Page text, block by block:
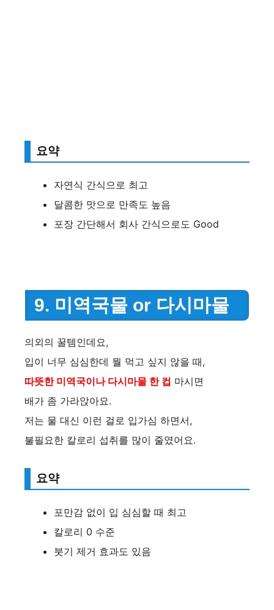
요약
자연식 간식으로 최고
달콤한 맛으로 만족도 높음
포장 간단해서 회사 간식으로도 Good
9. 미역국물 or 다시마물
의외의 꿀템인데요,
입이 너무 심심한데 뭘 먹고 싶지 않을 때,
따뜻한 미역국이나 다시마물 한 컵 마시면
배가 좀 가라앉아요.
저는 물 대신 이런 걸로 입가심 하면서,
불필요한 칼로리 섭취를 많이 줄였어요.
요약
포만감 없이 입 심심할 때 최고
칼로리 0 수준
붓기 제거 효과도 있음